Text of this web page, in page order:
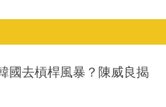
國去槓桿風暴？陳威良揭